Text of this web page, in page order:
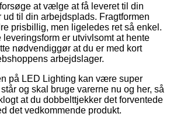
at vælge at få leveret til din
ud til din arbejdsplads. Fragtformen
prisbillig, men ligeledes ret så enkel.
leveringsform er utvivlsomt at hente
nødvendiggør at du er med kort
arbejdslager.
på LED Lighting kan være super
og skal bruge varerne nu og her, så
at du dobbelttjekker det forventede
det vedkommende produkt.